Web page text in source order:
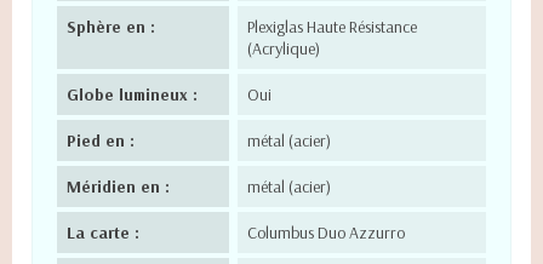
Sphère en :
Plexiglas Haute Résistance
(Acrylique)
Globe lumineux : Oui
Pied en : métal (acier)
Méridien en : métal (acier)
La carte : Columbus Duo Azzurro